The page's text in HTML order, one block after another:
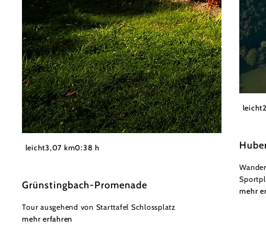
Niederösterreich Werbung/Robert Herbst
leicht3,07 km0:38 h
Grünstingbach-Promenade
Tour ausgehend von Starttafel Schlossplatz
mehr erfahren
leicht
mehr